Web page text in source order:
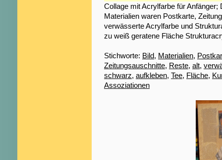
Collage mit Acrylfarbe für
Materialien waren Postkarte,
verwässerte Acrylfarbe und
zu weiß geratene Fläche
Stichworte: Bild, Materialien,
Zeitungsauschnitte, Reste, alt,
schwarz, aufkleben, Tee, Fläche,
Assoziationen